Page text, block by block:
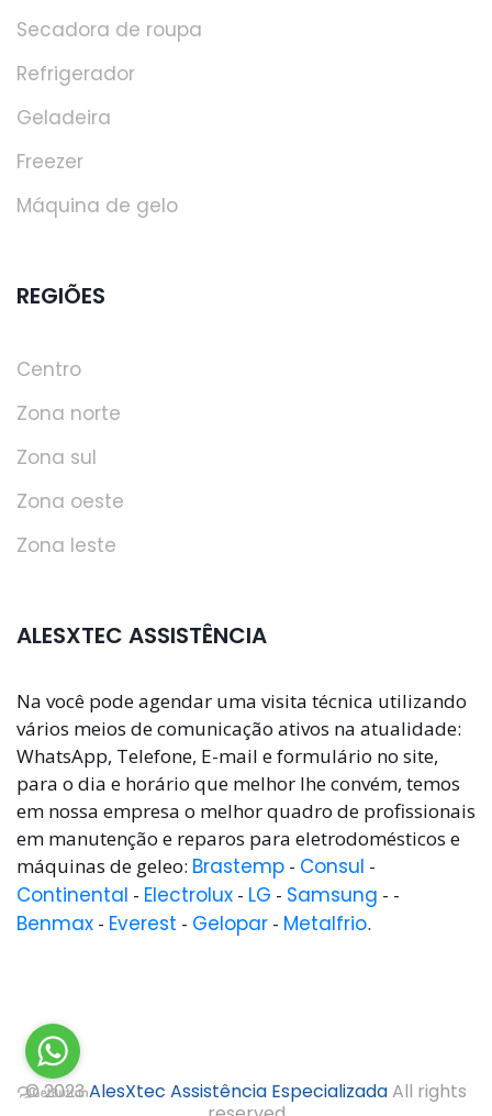
Secadora de roupa
Refrigerador
Geladeira
Freezer
Máquina de gelo
REGIÕES
Centro
Zona norte
Zona sul
Zona oeste
Zona leste
ALESXTEC ASSISTÊNCIA
Na você pode agendar uma visita técnica utilizando
vários meios de comunicação ativos na atualidade:
WhatsApp, Telefone, E-mail e formulário no site,
para o dia e horário que melhor lhe convém, temos
em nossa empresa o melhor quadro de profissionais
em manutenção e reparos para eletrodomésticos e
máquinas de geleo: Brastemp - Consul -
Continental - Electrolux - LG - Samsung - -
Benmax - Everest - Gelopar - Metalfrio.
© 2023AlesXtec Assistência EspecializadaAll rights